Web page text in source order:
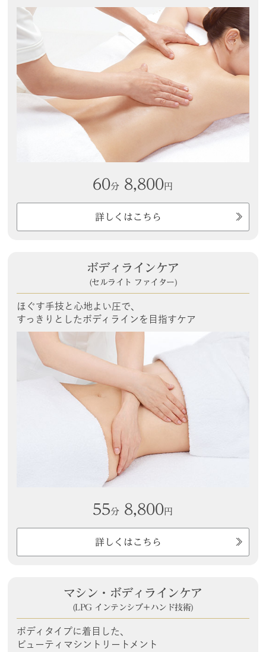
60分 8,800 円
詳しくはこちら
ボディラインケア
(セルライト ファイター)
ほぐす手技と心地よい圧で、
すっきりとしたボディラインを目指すケア
55分 8,800 円
詳しくはこちら
マシン・ボディラインケア
(LPG インテンシブ＋ハンド技術)
ボディタイプに着目した、
ビューティマシントリートメント